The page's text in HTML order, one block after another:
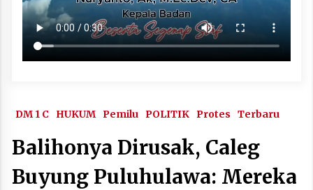
DM 1 C HUKUM Pemilu POLITIK Protes Terbaru
Balihonya Dirusak, Caleg
Buyung Puluhulawa: Mereka